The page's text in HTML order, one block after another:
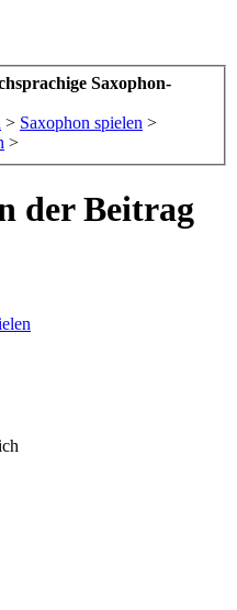
Saxophon-
> Saxophon spielen >
>
der Beitrag